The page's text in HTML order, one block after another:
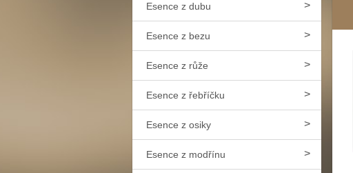
Esence z dubu
Esence z bezu
Esence z růže
Esence z řebříčku
Esence z osiky
Esence z modřínu